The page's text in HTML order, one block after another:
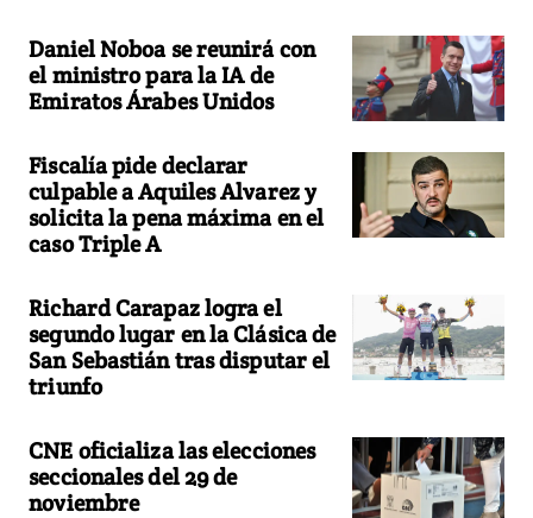
Daniel Noboa se reunirá con
el ministro para la IA de
Emiratos Árabes Unidos
Fiscalía pide declarar
culpable a Aquiles Alvarez y
solicita la pena máxima en el
caso Triple A
Richard Carapaz logra el
segundo lugar en la Clásica de
San Sebastián tras disputar el
triunfo
CNE oficializa las elecciones
seccionales del 29 de
noviembre